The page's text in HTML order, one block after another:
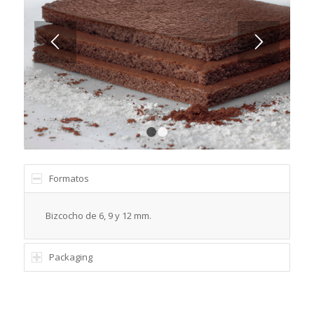
1 2
Formatos
Bizcocho de 6, 9 y 12 mm.
Packaging